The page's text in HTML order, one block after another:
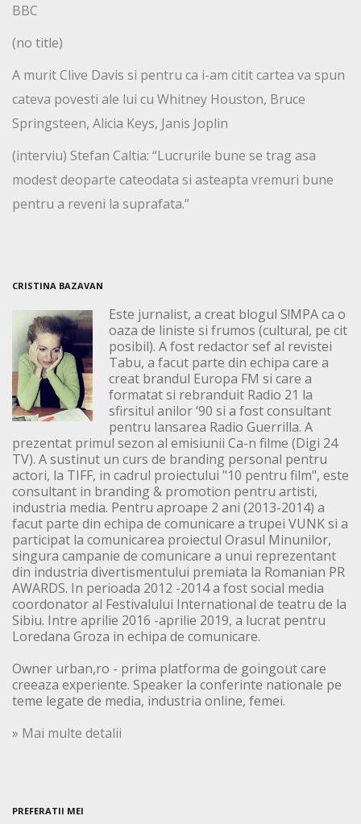
BBC
(no title)
A murit Clive Davis si pentru ca i-am citit cartea va spun
cateva povesti ale lui cu Whitney Houston, Bruce
Springsteen, Alicia Keys, Janis Joplin
(interviu) Stefan Caltia: “Lucrurile bune se trag asa
modest deoparte cateodata si asteapta vremuri bune
pentru a reveni la suprafata.”
CRISTINA BAZAVAN
Este jurnalist, a creat blogul S!MPA ca o
oaza de liniste si frumos (cultural, pe cit
posibil). A fost redactor sef al revistei
Tabu, a facut parte din echipa care a
creat brandul Europa FM si care a
formatat si rebranduit Radio 21 la
sfirsitul anilor ‘90 si a fost consultant
pentru lansarea Radio Guerrilla. A
prezentat primul sezon al emisiunii Ca-n filme (Digi 24
TV). A sustinut un curs de branding personal pentru
actori, la TIFF, in cadrul proiectului "10 pentru film", este
consultant in branding & promotion pentru artisti,
industria media. Pentru aproape 2 ani (2013-2014) a
facut parte din echipa de comunicare a trupei VUNK si a
participat la comunicarea proiectul Orasul Minunilor,
singura campanie de comunicare a unui reprezentant
din industria divertismentului premiata la Romanian PR
AWARDS. In perioada 2012 -2014 a fost social media
coordonator al Festivalului International de teatru de la
Sibiu. Intre aprilie 2016 -aprilie 2019, a lucrat pentru
Loredana Groza in echipa de comunicare.
Owner urban,ro - prima platforma de goingout care
creeaza experiente. Speaker la conferinte nationale pe
teme legate de media, industria online, femei.
» Mai multe detalii
PREFERATII MEI